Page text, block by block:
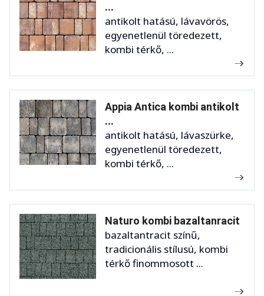
...
antikolt hatású, lávavörös,
egyenetlenül töredezett,
kombi térkő, ...
Appia Antica kombi antikolt
...
antikolt hatású, lávaszürke,
egyenetlenül töredezett,
kombi térkő, ...
Naturo kombi bazaltanracit
bazaltantracit színű,
tradicionális stílusú, kombi
térkő finommosott ...